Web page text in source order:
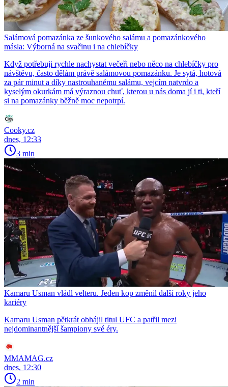
Salámová pomazánka ze šunkového salámu a pomazánkového
másla: Výborná na svačinu i na chlebíčky
Když potřebuji rychle nachystat večeři nebo něco na chlebíčky pro
návštěvu, často dělám právě salámovou pomazánku. Je sytá, hotová
za pár minut a díky nastrouhanému salámu, vejcím natvrdo a
kyselým okurkám má výraznou chuť, kterou u nás doma jí i ti, kteří
si na pomazánky běžně moc nepotrpí.
Cooky.cz
dnes, 12:33
3 min
Kamaru Usman vládl velteru. Jeden kop změnil další roky jeho
kariéry
Kamaru Usman pětkrát obhájil titul UFC a patřil mezi
nejdominantnější šampiony své éry.
MMAMAG.cz
dnes, 12:30
2 min